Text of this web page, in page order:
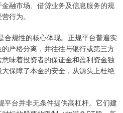
融市场、借贷业务及信息服务的规
行为。
合规性的核心体现。正规平台普遍实
严格分离，并往往与银行或第三方
味着投资者的保证金和盈利资金独
保障了本金的安全，从源头上杜绝
平台并非无条件提供高杠杆。它们建